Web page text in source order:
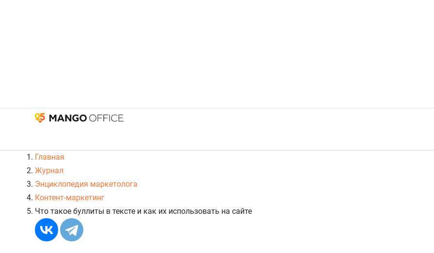
Главная
Журнал
Энциклопедия маркетолога
Контент-маркетинг
Что такое буллиты в тексте и как их использовать на сайте